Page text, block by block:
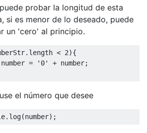
probar la longitud de esta
si es menor de lo deseado, puede
un 'cero' al principio.
. length < 2){
= '0' + number;
el número que desee
. log(number);